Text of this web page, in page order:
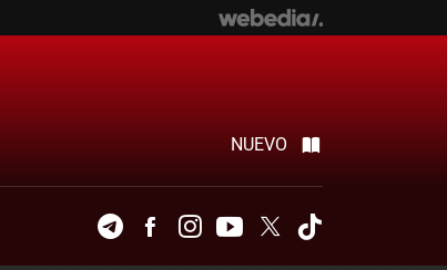
NUEVO
TelegramFacebookInstagramYoutubeTwitter